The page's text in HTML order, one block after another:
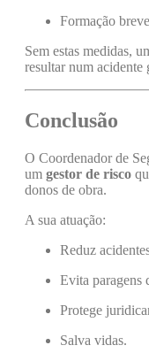
Formação
Sem estas medidas,
resultar num acidente
Conclusão
O Coordenador de
um gestor de risco
donos de obra.
A sua atuação:
Reduz
Evita paragens
Protege
Salva vidas.